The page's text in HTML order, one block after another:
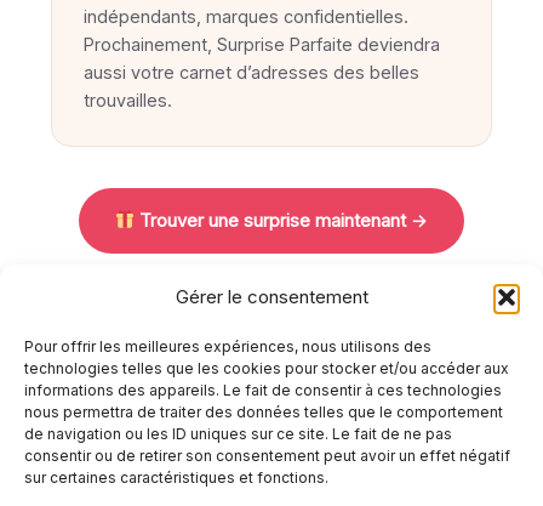
Gérer le consentement
Pour offrir les meilleures expériences, nous utilisons des
technologies telles que les cookies pour stocker et/ou accéder aux
informations des appareils. Le fait de consentir à ces technologies
nous permettra de traiter des données telles que le comportement
de navigation ou les ID uniques sur ce site. Le fait de ne pas
consentir ou de retirer son consentement peut avoir un effet négatif
sur certaines caractéristiques et fonctions.
indépendants, marques confidentielles.
Prochainement, Surprise Parfaite deviendra
aussi votre carnet d’adresses des belles
trouvailles.
Trouver une surprise maintenant →
Mentions légales
Politique de confidentialité
Politique de cookies (UE)